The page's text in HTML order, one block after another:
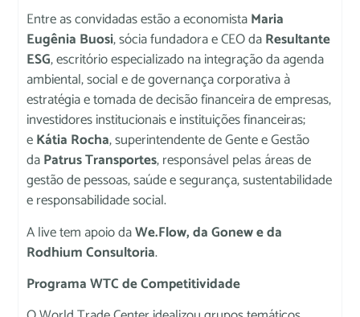
Entre as convidadas estão a economistaMaria
Eugênia Buosi, sócia fundadora e CEO daResultante
ESG, escritório especializado na integração da agenda
ambiental, social e de governança corporativa à
estratégia e tomada de decisão financeira de empresas,
investidores institucionais e instituições financeiras;
eKátia Rocha, superintendente de Gente e Gestão
daPatrus Transportes, responsável pelas áreas de
gestão de pessoas, saúde e segurança, sustentabilidade
e responsabilidade social.
A live tem apoio daWe.Flow, da Gonew e da
Rodhium Consultoria.
Programa WTC de Competitividade